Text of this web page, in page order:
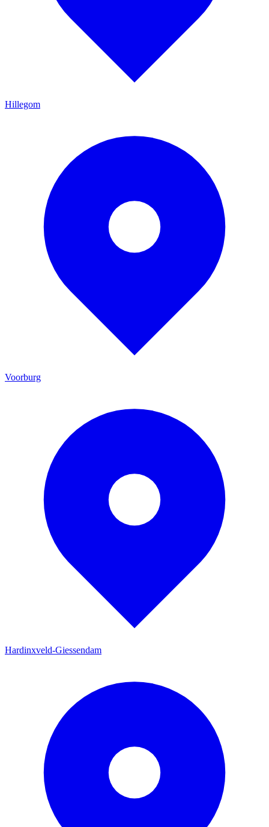
Hillegom
Voorburg
Hardinxveld-Giessendam